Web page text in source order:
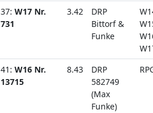
37: W17 Nr.
731
3.42
DRP
Bittorf &
Funke
41: W16 Nr.
13715
8.43
DRP
582749
(Max
Funke)